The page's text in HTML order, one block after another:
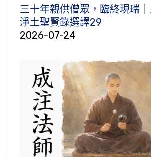
三十年親供僧眾，臨終現瑞｜
淨土聖賢錄選譯29
2026-07-24